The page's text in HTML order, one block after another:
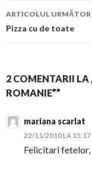
articol
ARTICOLUL URMĂTOR
Pizza cu de toate
2 COMENTARII LA
ROMANIE””
mariana scarlat
22/11/2010 LA 15:17
Felicitari